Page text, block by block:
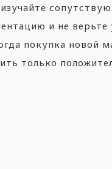
и не верьте
покупка новой
только